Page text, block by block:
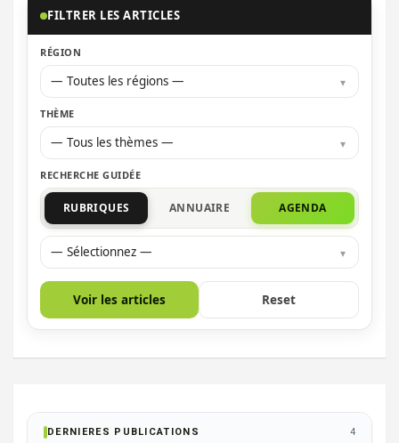
FILTRER LES ARTICLES
RÉGION
— Toutes les régions —
THÈME
— Tous les thèmes —
RECHERCHE GUIDÉE
RUBRIQUES ANNUAIRE AGENDA
— Sélectionnez —
Voir les articles Reset
DERNIERES PUBLICATIONS 4